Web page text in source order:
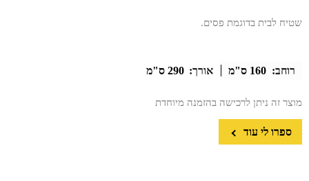
שטיח לבית בדוגמת פסים.
רוחב: 160 ס"מ אורך: 290 ס"מ
מוצר זה ניתן לרכישה בהזמנה מיוחדת
ספרו לי עוד